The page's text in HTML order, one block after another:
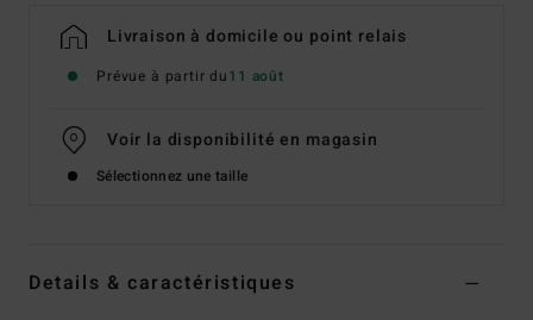
Livraison à domicile ou point relais
Prévue à partir du11 août
Voir la disponibilité en magasin
Sélectionnez une taille
Details & caractéristiques